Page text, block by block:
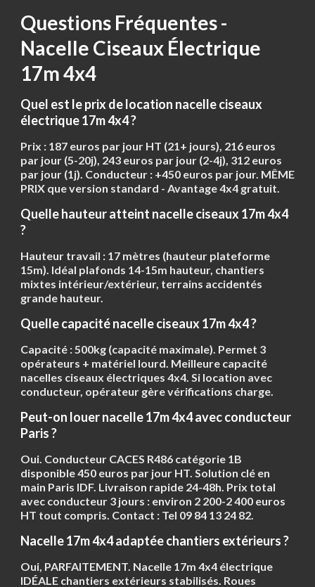
Questions Fréquentes -
Nacelle Ciseaux Électrique
17m 4x4
Quel est le prix de location nacelle ciseaux
électrique 17m 4x4 ?
Prix : 187 euros par jour HT (21+ jours), 216 euros
par jour (5-20j), 243 euros par jour (2-4j), 312 euros
par jour (1j). Conducteur : +450 euros par jour. MÊME
PRIX que version standard - Avantage 4x4 gratuit.
Quelle hauteur atteint nacelle ciseaux 17m 4x4
?
Hauteur travail : 17 mètres (hauteur plateforme
15m). Idéal plafonds 14-15m hauteur, chantiers
mixtes intérieur/extérieur, terrains accidentés
grande hauteur.
Quelle capacité nacelle ciseaux 17m 4x4 ?
Capacité :500kg (capacité maximale). Permet 3
opérateurs + matériel lourd. Meilleure capacité
nacelles ciseaux électriques 4x4. Si location avec
conducteur, opérateur gère vérifications charge.
Peut-on louer nacelle 17m 4x4 avec conducteur
Paris ?
Oui. Conducteur CACES R486 catégorie 1B
disponible 450 euros par jour HT. Solution clé en
main Paris IDF. Livraison rapide 24-48h. Prix total
avec conducteur 3 jours : environ 2 200-2 400 euros
HT tout compris. Contact : Tel 09 84 13 24 82.
Nacelle 17m 4x4 adaptée chantiers extérieurs ?
Oui, PARFAITEMENT. Nacelle 17m 4x4 électrique
IDÉALE chantiers extérieurs stabilisés. Roues